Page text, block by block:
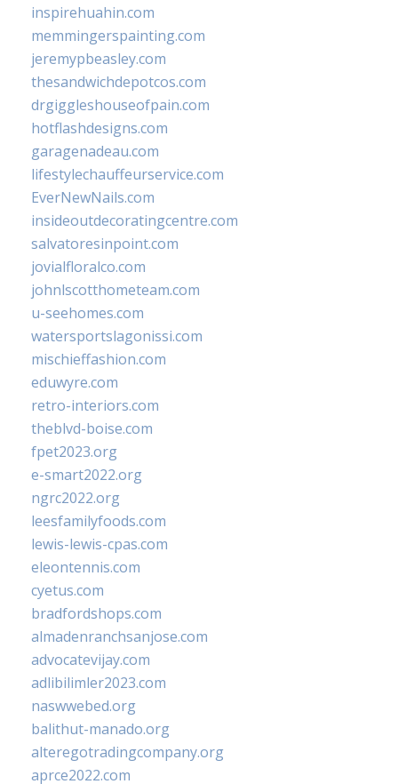
inspirehuahin.com
memmingerspainting.com
jeremypbeasley.com
thesandwichdepotcos.com
drgiggleshouseofpain.com
hotflashdesigns.com
garagenadeau.com
lifestylechauffeurservice.com
EverNewNails.com
insideoutdecoratingcentre.com
salvatoresinpoint.com
jovialfloralco.com
johnlscotthometeam.com
u-seehomes.com
watersportslagonissi.com
mischieffashion.com
eduwyre.com
retro-interiors.com
theblvd-boise.com
fpet2023.org
e-smart2022.org
ngrc2022.org
leesfamilyfoods.com
lewis-lewis-cpas.com
eleontennis.com
cyetus.com
bradfordshops.com
almadenranchsanjose.com
advocatevijay.com
adlibilimler2023.com
naswwebed.org
balithut-manado.org
alteregotradingcompany.org
aprce2022.com